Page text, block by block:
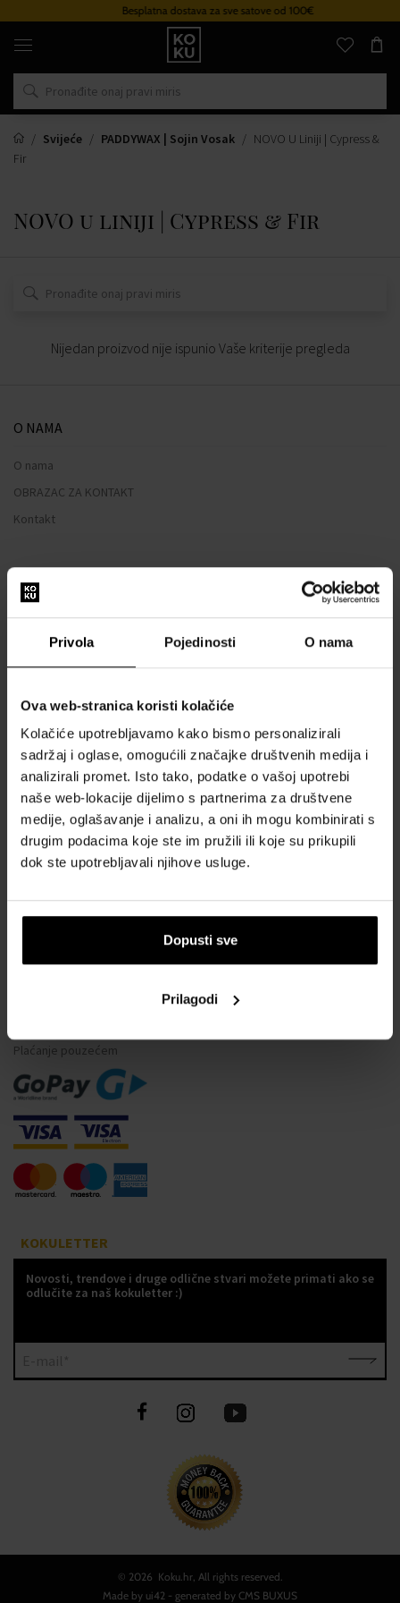
Privola Pojedinosti O nama
Ova web-stranica koristi kolačiće
Kolačiće upotrebljavamo kako bismo personalizirali
sadržaj i oglase, omogućili značajke društvenih medija i
analizirali promet. Isto tako, podatke o vašoj upotrebi
naše web-lokacije dijelimo s partnerima za društvene
medije, oglašavanje i analizu, a oni ih mogu kombinirati s
drugim podacima koje ste im pružili ili koje su prikupili
dok ste upotrebljavali njihove usluge.
Dopusti sve
Prilagodi
Besplatna dostava za sve satove od 100€
Originalni
parfemi
satovi
na
mjestu
Svijeće
PADDYWAX | Sojin Vosak
NOVO U Liniji | Cypress &
Fir
NOVO u liniji | Cypress & Fir
Nijedan proizvod nije ispunio Vaše kriterije pregleda
O NAMA
O nama
OBRAZAC ZA KONTAKT
Kontakt
SVE O KUPNJI
Opći uvjeti poslovanja
Zaštita privatnosti
Kada ću dobiti naručenu robu?
Zašto parfemi i satovi od nas?
Što je tester parfema?
Vodootpornost satova
Često postavljana pitanja
Zašto se registrirati?
Plaćanje pouzećem
KOKULETTER
Novosti, trendove i druge odlične stvari možete primati ako se
odlučite za naš kokuletter :)
© 2026 Koku.hr, All rights reserved.
Made by ui42 - generated by CMS BUXUS